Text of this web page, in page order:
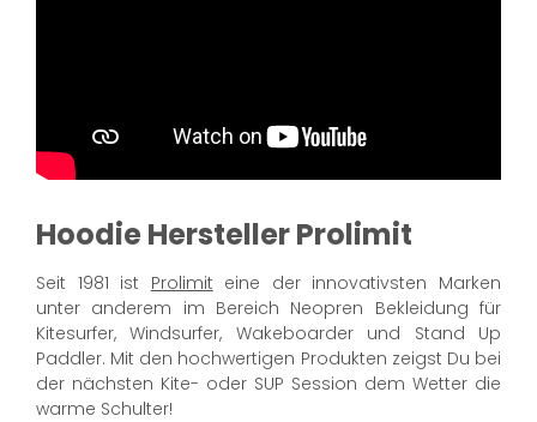
Hoodie Hersteller Prolimit
Seit 1981 ist Prolimit eine der innovativsten Marken
unter anderem im Bereich Neopren Bekleidung für
Kitesurfer, Windsurfer, Wakeboarder und Stand Up
Paddler. Mit den hochwertigen Produkten zeigst Du bei
der nächsten Kite- oder SUP Session dem Wetter die
warme Schulter!